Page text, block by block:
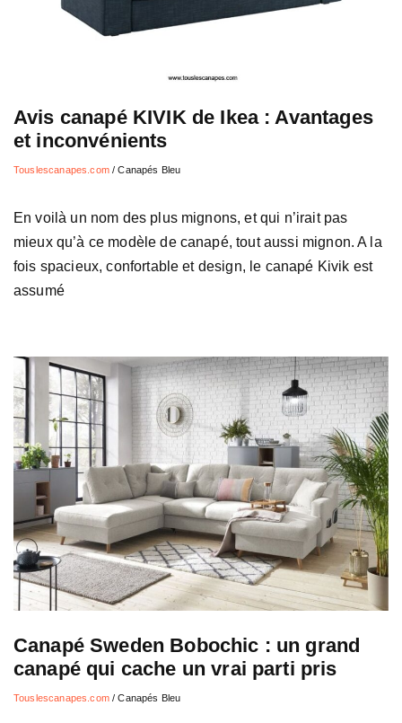
Avis canapé KIVIK de Ikea : Avantages
et inconvénients
Touslescanapes.com/Canapés Bleu
En voilà un nom des plus mignons, et qui n’irait pas
mieux qu’à ce modèle de canapé, tout aussi mignon. A la
fois spacieux, confortable et design, le canapé Kivik est
assumé
Canapé Sweden Bobochic : un grand
canapé qui cache un vrai parti pris
Touslescanapes.com/Canapés Bleu